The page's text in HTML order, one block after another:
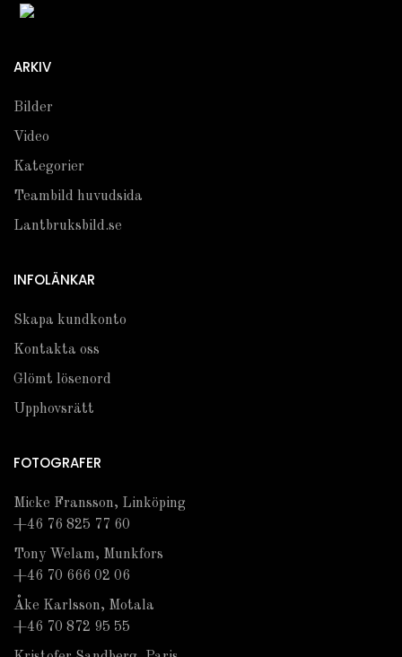
ARKIV
Bilder
Video
Kategorier
Teambild huvudsida
Lantbruksbild.se
INFOLÄNKAR
Skapa kundkonto
Kontakta oss
Glömt lösenord
Upphovsrätt
FOTOGRAFER
Micke Fransson, Linköping
+46 76 825 77 60
Tony Welam, Munkfors
+46 70 666 02 06
Åke Karlsson, Motala
+46 70 872 95 55